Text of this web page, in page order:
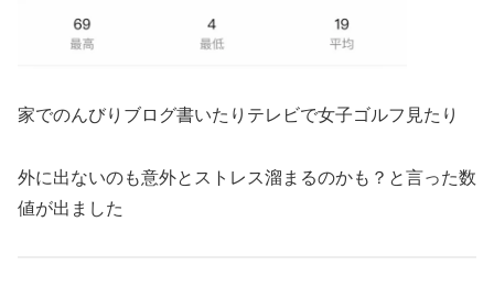
家でのんびりブログ書いたりテレビで女子ゴルフ見たり
外に出ないのも意外とストレス溜まるのかも？と言った数
値が出ました